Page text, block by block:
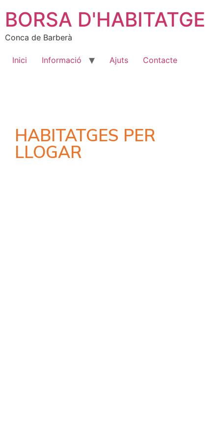
BORSA D'HABITATGE
Conca de Barberà
Inici Informació Ajuts Contacte
HABITATGES PER
LLOGAR